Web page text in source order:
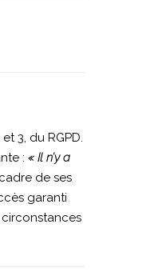
3, du RGPD.
: « Il n’y a
de ses
garanti